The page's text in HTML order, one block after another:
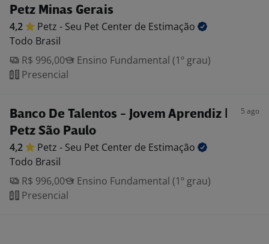
Petz Minas Gerais
4,2 Petz - Seu Pet Center de Estimação
Todo Brasil
R$ 996,00
Ensino Fundamental (1º grau)
Presencial
Banco De Talentos - Jovem Aprendiz |
Petz São Paulo
5 ago
4,2 Petz - Seu Pet Center de Estimação
Todo Brasil
R$ 996,00
Ensino Fundamental (1º grau)
Presencial